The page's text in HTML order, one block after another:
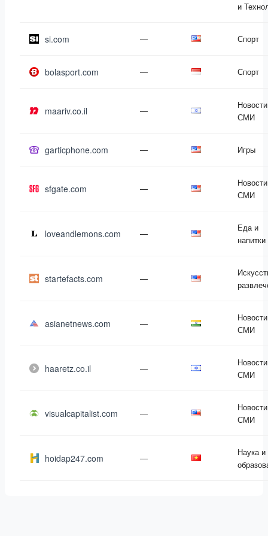
и
si.com — Спорт
bolasport.com — Спорт
maariv.co.il —
СМИ
garticphone.com — Игры
sfgate.com —
СМИ
loveandlemons.com —
Еда и
напитки
startefacts.com —
asianetnews.com —
СМИ
haaretz.co.il —
СМИ
visualcapitalist.com —
СМИ
hoidap247.com —
Наука и